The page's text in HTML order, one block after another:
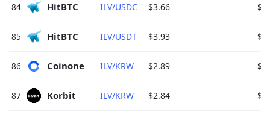
84 HitBTC ILV/USDC $3.66 $0
85 HitBTC ILV/USDT $3.93 $0
86 Coinone ILV/KRW $2.89 $0
87 Korbit ILV/KRW $2.84 $0